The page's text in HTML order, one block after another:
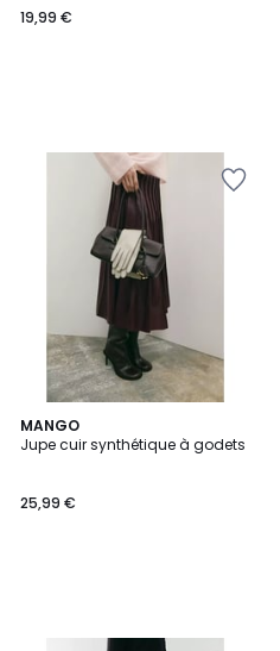
19,99 €
MANGO
Jupe cuir synthétique à godets
25,99 €